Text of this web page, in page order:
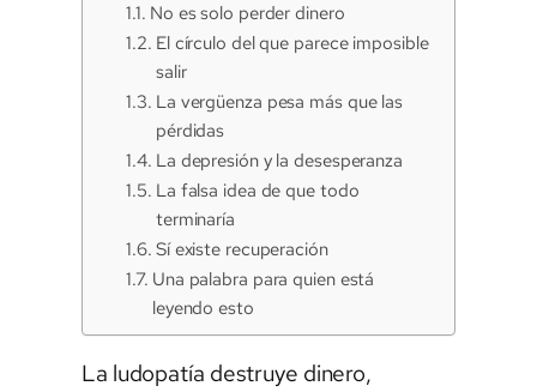
No es solo perder dinero
El círculo del que parece imposible
salir
La vergüenza pesa más que las
pérdidas
La depresión y la desesperanza
La falsa idea de que todo
terminaría
Sí existe recuperación
Una palabra para quien está
leyendo esto
La ludopatía destruye dinero,